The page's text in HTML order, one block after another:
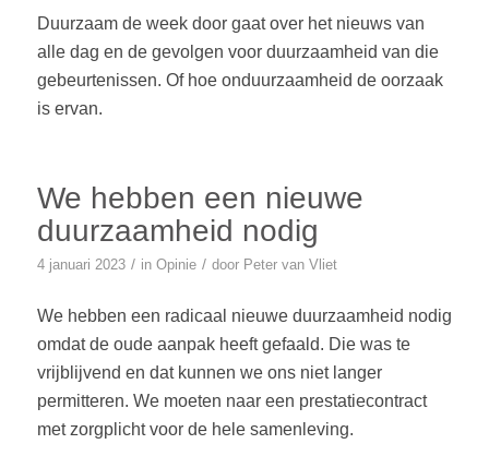
Duurzaam de week door gaat over het nieuws van
alle dag en de gevolgen voor duurzaamheid van die
gebeurtenissen. Of hoe onduurzaamheid de oorzaak
is ervan.
We hebben een nieuwe
duurzaamheid nodig
4 januari 2023 / in Opinie / door Peter van Vliet
We hebben een radicaal nieuwe duurzaamheid nodig
omdat de oude aanpak heeft gefaald. Die was te
vrijblijvend en dat kunnen we ons niet langer
permitteren. We moeten naar een prestatiecontract
met zorgplicht voor de hele samenleving.